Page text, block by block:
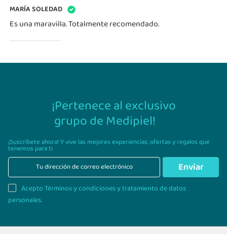
MARÍA SOLEDAD
Es una maravilla. Totalmente recomendado.
¡Pertenece al exclusivo
grupo de Medipiel!
¡Suscríbete ahora! Y vive las mejores experiencias,ofertas y regalos que
tenemos para ti
Enviar
Acepto Términos y condiciones y tratamiento de datos
personales.